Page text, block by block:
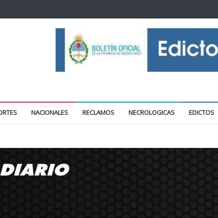
NACIONALES RECLAMOS NECROLOGICAS EDICTOS